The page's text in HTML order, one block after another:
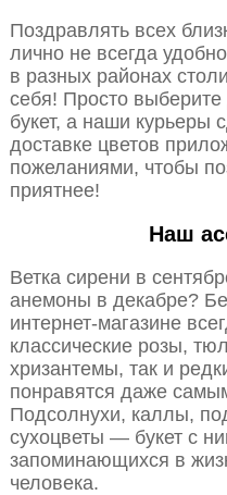
Поздравлять всех
лично не всегда
в разных районах
себя! Просто
букет, а наши курьеры
доставке цветов
пожеланиями, чтобы
приятнее!
Наш
Ветка сирени в
анемоны в декабре?
интернет-магазине
классические розы,
хризантемы, так и
понравятся даже
Подсолнухи, каллы,
сухоцветы — букет с
запоминающихся в
человека.